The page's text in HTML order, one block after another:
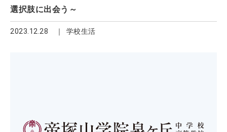
選択肢に出会う～
2023.12.28 学校生活